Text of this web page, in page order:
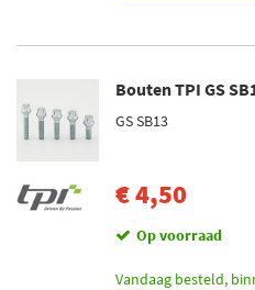
Bouten TPI GS
GS SB13
€ 4,50
Op voorraad
Vandaag besteld,